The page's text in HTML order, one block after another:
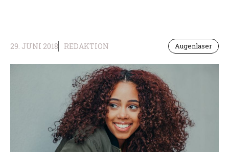
29. JUNI 2018 REDAKTION Augenlaser